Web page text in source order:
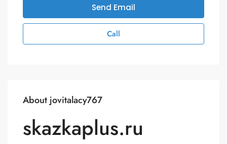
Send Email
Call
About jovitalacy767
skazkaplus.ru